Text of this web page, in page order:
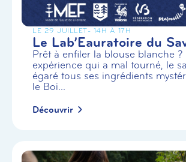
LE 29 JUILLET- 14H À 17H
Le Lab’Eauratoire du
Prêt à enfiler la blouse blanche
expérience qui a mal tourné, le
égaré tous ses ingrédients
le Boi...
Découvrir